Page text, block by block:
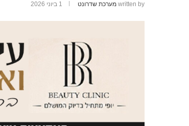
written by מערכת שדרונט 1 ביוני 2026